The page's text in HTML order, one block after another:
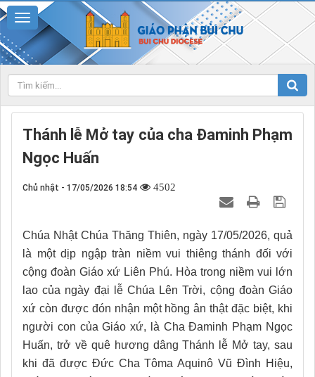
Thánh lễ Mở tay của cha Đaminh Phạm
Ngọc Huấn
Chủ nhật - 17/05/2026 18:54 4502
Chúa Nhật Chúa Thăng Thiên, ngày 17/05/2026, quả
là một dịp ngập tràn niềm vui thiêng thánh đối với
cộng đoàn Giáo xứ Liên Phú. Hòa trong niềm vui lớn
lao của ngày đại lễ Chúa Lên Trời, cộng đoàn Giáo
xứ còn được đón nhận một hồng ân thật đặc biệt, khi
người con của Giáo xứ, là Cha Đaminh Phạm Ngọc
Huấn, trở về quê hương dâng Thánh lễ Mở tay, sau
khi đã được Đức Cha Tôma Aquinô Vũ Đình Hiệu,